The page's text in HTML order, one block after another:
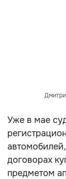
Уже в мае
договорах
предметом